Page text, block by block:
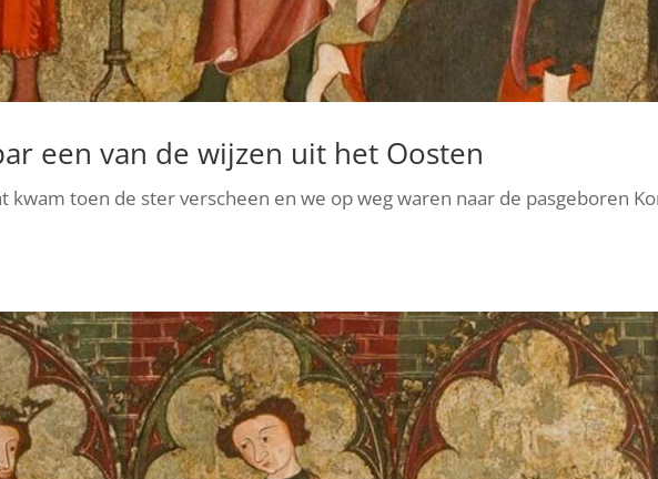
een van de wijzen uit het Oosten
kwam toen de ster verscheen en we op weg waren naar de pasgeboren